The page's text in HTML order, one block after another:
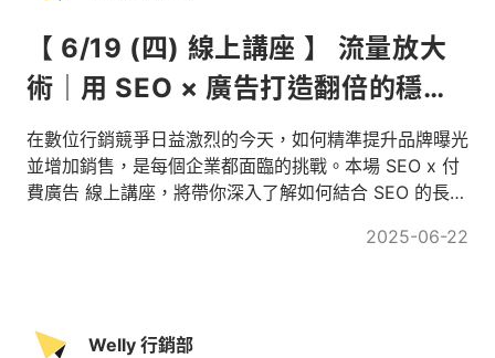
【 6/19 (四) 線上講座 】 流量放大
術｜用 SEO × 廣告打造翻倍的穩定
客流
在數位行銷競爭日益激烈的今天，如何精準提升品牌曝光
並增加銷售，是每個企業都面臨的挑戰。本場 SEO x 付
費廣告 線上講座，將帶你深入了解如何結合 SEO 的長期
2025-06-22
Welly 行銷部